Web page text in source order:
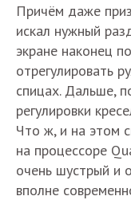
Причём даже
искал нужный
экране наконец
отрегулировать
спицах. Дальше,
регулировки
Что ж, и на этом
на процессоре
очень шустрый и
вполне